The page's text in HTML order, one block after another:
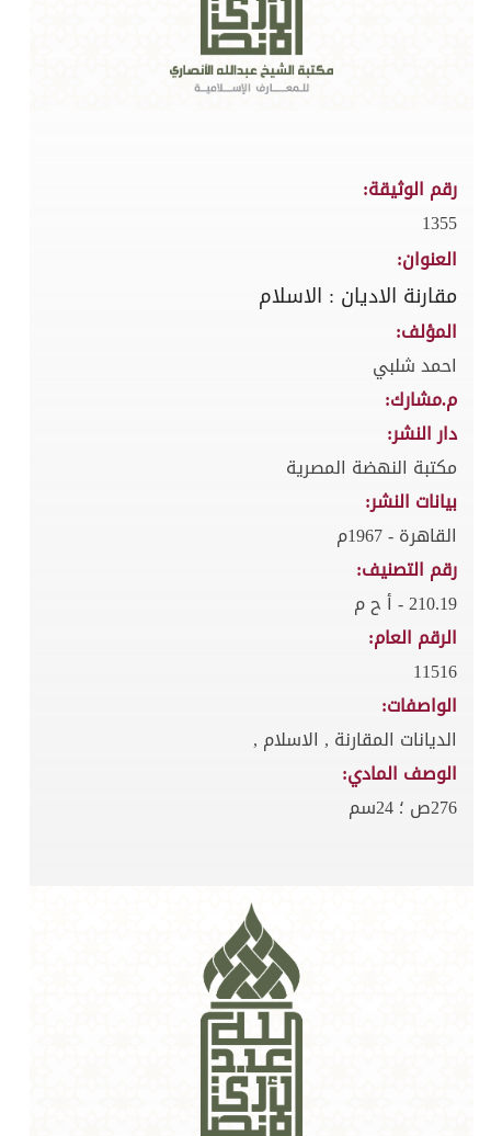
رقم الوثيقة:
1355
العنوان:
مقارنة الاديان : الاسلام
المؤلف:
احمد شلبي
م.مشارك:
دار النشر:
مكتبة النهضة المصرية
بيانات النشر:
القاهرة - 1967م
رقم التصنيف:
210.19 - أ ح م
الرقم العام:
11516
الواصفات:
الديانات المقارنة , الاسلام ,
الوصف المادي:
276ص ؛ 24سم